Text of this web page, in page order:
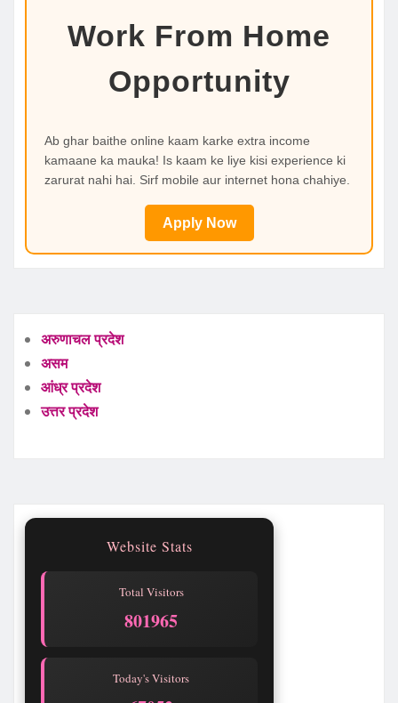
Work From Home
Opportunity
Ab ghar baithe online kaam karke extra income
kamaane ka mauka! Is kaam ke liye kisi experience ki
zarurat nahi hai. Sirf mobile aur internet hona chahiye.
Apply Now
अरुणाचल प्रदेश
असम
आंध्र प्रदेश
उत्तर प्रदेश
Website Stats
Total Visitors
801969
Today's Visitors